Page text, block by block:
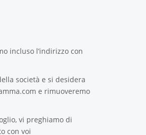
incluso l’indirizzo con
società e si desidera
e rimuoveremo
vi preghiamo di
con voi